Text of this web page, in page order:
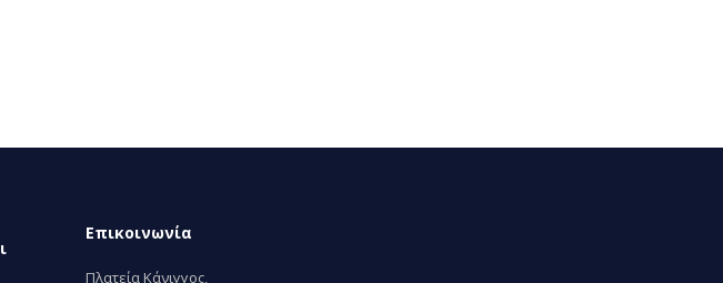
Επικοινωνία
Πλατεία Κάνιγγος,